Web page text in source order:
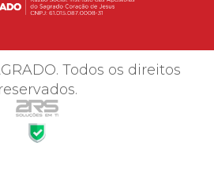
Todos os direitos
reservados.